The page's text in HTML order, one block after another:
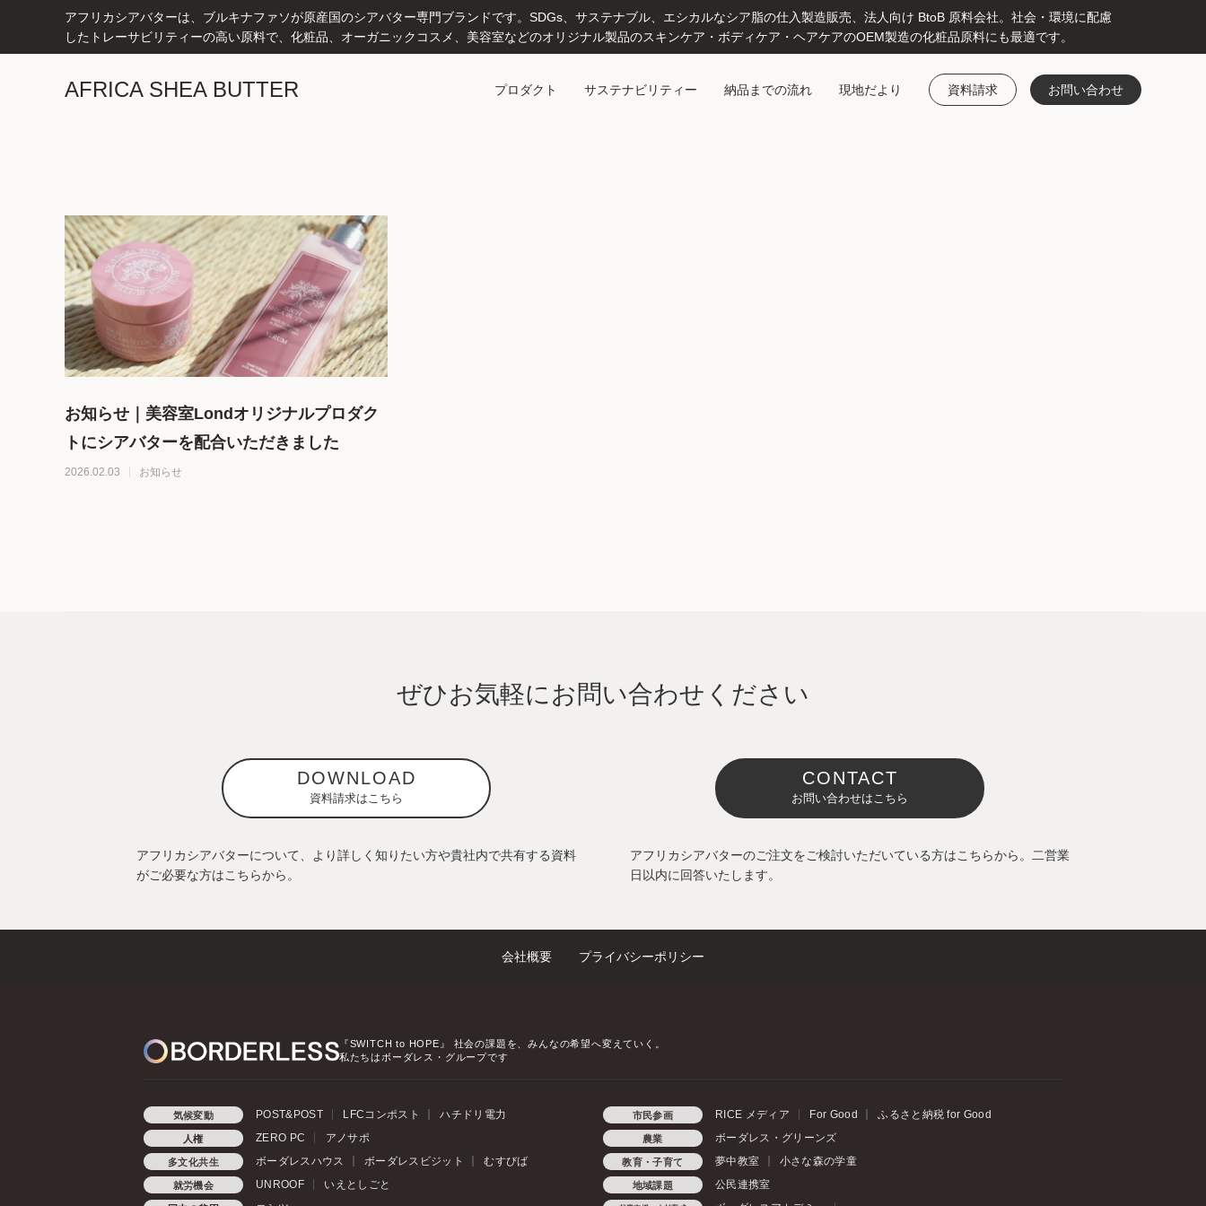
アフリカシアバターは、ブルキナファソが原産国のシアバター専門ブランドです。SDGs、サステナブル、エシカルなシア脂の仕入製造販売、法人向け BtoB 原料会社。社会・環境に配慮
したトレーサビリティーの高い原料で、化粧品、オーガニックコスメ、美容室などのオリジナル製品のスキンケア・ボディケア・ヘアケアのOEM製造の化粧品原料にも最適です。
AFRICA SHEA BUTTER プロダクト サステナビリティー 納品までの流れ 現地だより 資料請求 お問い合わせ
お知らせ｜美容室Londオリジナルプロダク
トにシアバターを配合いただきました
2026.02.03 お知らせ
ぜひお気軽にお問い合わせください
DOWNLOAD
資料請求はこちら
アフリカシアバターについて、より詳しく知りたい方や貴社内で共有する資料
がご必要な方はこちらから。
CONTACT
お問い合わせはこちら
アフリカシアバターのご注文をご検討いただいている方はこちらから。二営業
日以内に回答いたします。
会社概要 プライバシーポリシー
『SWITCH to HOPE』
社会の課題を、みんなの希望へ変えていく。
私たちはボーダレス・グループです
気候変動 POST&POST LFCコンポスト ハチドリ電力 市民参画 RICE メディア For Good ふるさと納税 for Good
人権 ZERO PC アノサポ 農業 ボーダレス・グリーンズ
多文化共生 ボーダレスハウス ボーダレスビジット むすびば 教育・子育て 夢中教室 小さな森の学童
就労機会 UNROOF いえとしごと 地域課題 公民連携室